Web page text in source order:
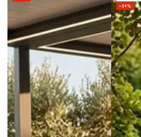
Preis
–34%